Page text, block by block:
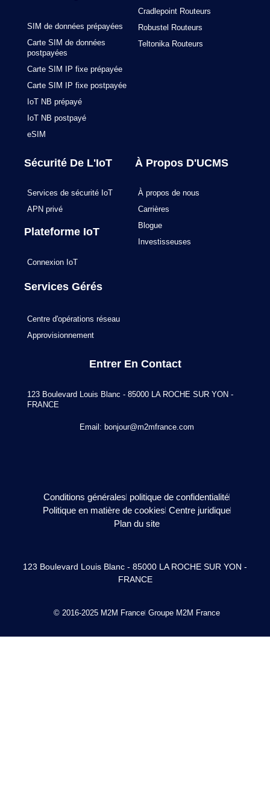
SIM de données prépayées
Carte SIM de données
postpayées
Carte SIM IP fixe prépayée
Carte SIM IP fixe postpayée
IoT NB prépayé
IoT NB postpayé
eSIM
Cradlepoint Routeurs
Robustel Routeurs
Teltonika Routeurs
Sécurité De L'IoT
Services de sécurité IoT
APN privé
Plateforme IoT
Connexion IoT
Services Gérés
Centre d'opérations réseau
Approvisionnement
À Propos D'UCMS
À propos de nous
Carrières
Blogue
Investisseuses
Entrer En Contact
123 Boulevard Louis Blanc - 85000 LA ROCHE SUR YON -
FRANCE
Email: bonjour@m2mfrance.com
Conditions générales politique de confidentialité
Politique en matière de cookies Centre juridique
Plan du site
123 Boulevard Louis Blanc - 85000 LA ROCHE SUR YON -
FRANCE
© 2016-2025 M2M France Groupe M2M France